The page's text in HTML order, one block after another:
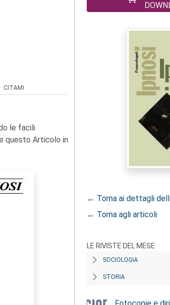
CITAMI
le facili
questo Articolo in
← Torna ai dettagli
← Torna agli articoli
LE RIVISTE DEL MESE
SOCIOLOGIA
STORIA